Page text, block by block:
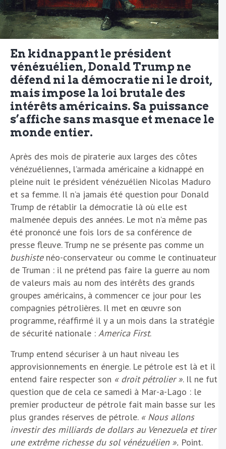
En kidnappant le président
vénézuélien, Donald Trump ne
défend ni la démocratie ni le droit,
mais impose la loi brutale des
intérêts américains. Sa puissance
s’affiche sans masque et menace le
monde entier.
Après des mois de piraterie aux larges des côtes
vénézuéliennes, l’armada américaine a kidnappé en
pleine nuit le président vénézuélien Nicolas Maduro
et sa femme. Il n’a jamais été question pour Donald
Trump de rétablir la démocratie là où elle est
malmenée depuis des années. Le mot n’a même pas
été prononcé une fois lors de sa conférence de
presse fleuve. Trump ne se présente pas comme un
bushistenéo-conservateur ou comme le continuateur
de Truman : il ne prétend pas faire la guerre au nom
de valeurs mais au nom des intérêts des grands
groupes américains, à commencer ce jour pour les
compagnies pétrolières. Il met en œuvre son
programme, réaffirmé il y a un mois dans la stratégie
de sécurité nationale : America First.
Trump entend sécuriser à un haut niveau les
approvisionnements en énergie. Le pétrole est là et il
entend faire respecter son « droit pétrolier ». Il ne fut
question que de cela ce samedi à Mar-a-Lago : le
premier producteur de pétrole fait main basse sur les
plus grandes réserves de pétrole. « Nous allons
investir des milliards de dollars au Venezuela et tirer
une extrême richesse du sol vénézuélien ». Point.